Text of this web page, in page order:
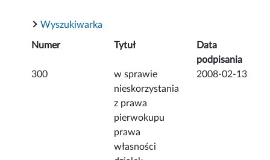
Wyszukiwarka
Numer Tytuł
Data
podpisania
300
w sprawie
nieskorzystania
z prawa
pierwokupu
prawa
własności
2008-02-13